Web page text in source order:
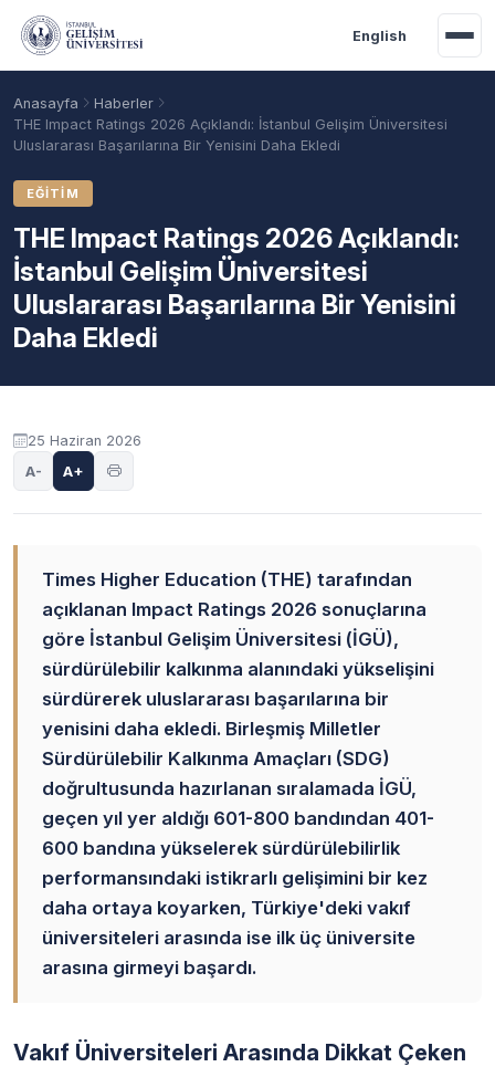
Ana içeriğe geç
English
Anasayfa
Haberler
THE Impact Ratings 2026 Açıklandı: İstanbul Gelişim Üniversitesi
Uluslararası Başarılarına Bir Yenisini Daha Ekledi
EĞITIM
THE Impact Ratings 2026 Açıklandı:
İstanbul Gelişim Üniversitesi
Uluslararası Başarılarına Bir Yenisini
Daha Ekledi
25 Haziran 2026
A- A+
Times Higher Education (THE) tarafından
açıklanan Impact Ratings 2026 sonuçlarına
göre İstanbul Gelişim Üniversitesi (İGÜ),
sürdürülebilir kalkınma alanındaki yükselişini
sürdürerek uluslararası başarılarına bir
yenisini daha ekledi. Birleşmiş Milletler
Sürdürülebilir Kalkınma Amaçları (SDG)
doğrultusunda hazırlanan sıralamada İGÜ,
geçen yıl yer aldığı 601-800 bandından 401-
600 bandına yükselerek sürdürülebilirlik
performansındaki istikrarlı gelişimini bir kez
daha ortaya koyarken, Türkiye'deki vakıf
üniversiteleri arasında ise ilk üç üniversite
arasına girmeyi başardı.
Vakıf Üniversiteleri Arasında Dikkat Çeken